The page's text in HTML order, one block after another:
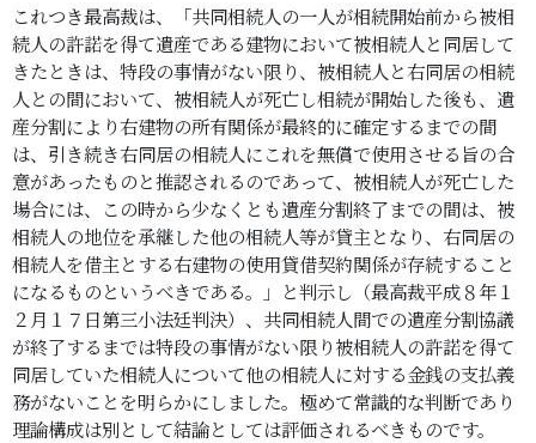
これつき最高裁は、「共同相続人の一人が相続開始前から被相
続人の許諾を得て遺産である建物において被相続人と同居して
きたときは、特段の事情がない限り、被相続人と右同居の相続
人との間において、被相続人が死亡し相続が開始した後も、遺
産分割により右建物の所有関係が最終的に確定するまでの間
は、引き続き右同居の相続人にこれを無償で使用させる旨の合
意があったものと推認されるのであって、被相続人が死亡した
場合には、この時から少なくとも遺産分割終了までの間は、被
相続人の地位を承継した他の相続人等が貸主となり、右同居の
相続人を借主とする右建物の使用貸借契約関係が存続すること
になるものというべきである。」と判示し（最高裁平成８年１
２月１７日第三小法廷判決）、共同相続人間での遺産分割協議
が終了するまでは特段の事情がない限り被相続人の許諾を得て
同居していた相続人について他の相続人に対する金銭の支払義
務がないことを明らかにしました。極めて常識的な判断であり
理論構成は別として結論としては評価されるべきものです。